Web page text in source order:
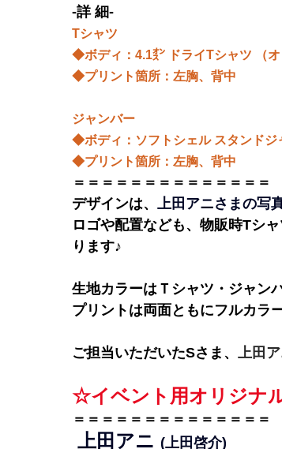
-詳 細-
Tシャツ
◆ボディ：4.1㌉ ドライTシャツ （オ
◆プリント箇所：左胸、背中
ジャンバー
◆ボディ：ソフトシェル スタンドジ
◆プリント箇所：左胸、背中
＝＝＝＝＝＝＝＝＝＝＝＝＝＝
デザインは、 上田アニさまの写
ロゴや配置なども、物販時Tシ
ります♪
生地カラーはＴシャツ・ジャン
プリントは両面ともにフルカラ
ご担当いただいたSさま、 上田
☆イベント用オリジナ
＝＝＝＝＝＝＝＝＝＝＝＝＝＝
上田アニ (上田啓介)